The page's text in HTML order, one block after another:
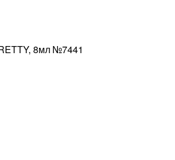
8мл №7441